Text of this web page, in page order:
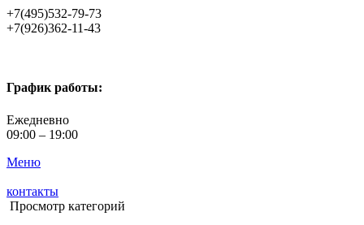
+7(495)532-79-73
+7(926)362-11-43
График работы:
Ежедневно
09:00 – 19:00
Меню
контакты
Просмотр категорий